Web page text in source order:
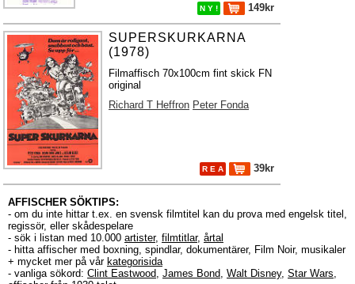
N Y ! 149kr
SUPERSKURKARNA
(1978)
Filmaffisch 70x100cm fint skick FN
original
Richard T Heffron Peter Fonda
R E A 39kr
AFFISCHER SÖKTIPS:
- om du inte hittar t.ex. en svensk filmtitel kan du prova med engelsk titel,
regissör, eller skådespelare
- sök i listan med 10.000 artister, filmtitlar, årtal
- hitta affischer med boxning, spindlar, dokumentärer, Film Noir, musikaler
+ mycket mer på vår kategorisida
- vanliga sökord: Clint Eastwood, James Bond, Walt Disney, Star Wars,